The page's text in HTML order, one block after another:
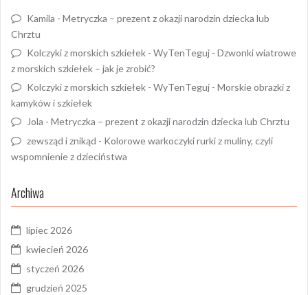
Kamila - Metryczka – prezent z okazji narodzin dziecka lub
Chrztu
Kolczyki z morskich szkiełek - WyTenTeguj - Dzwonki wiatrowe
z morskich szkiełek – jak je zrobić?
Kolczyki z morskich szkiełek - WyTenTeguj - Morskie obrazki z
kamyków i szkiełek
Jola - Metryczka – prezent z okazji narodzin dziecka lub Chrztu
zewsząd i znikąd - Kolorowe warkoczyki rurki z muliny, czyli
wspomnienie z dzieciństwa
Archiwa
lipiec 2026
kwiecień 2026
styczeń 2026
grudzień 2025